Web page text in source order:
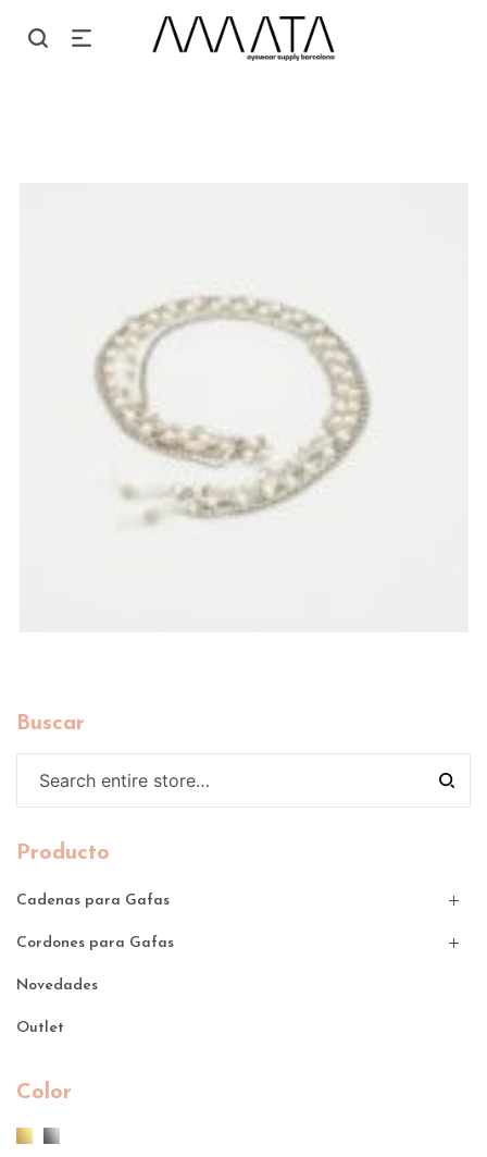
Buscar
Producto
Cadenas para Gafas
Cordones para Gafas
Novedades
Outlet
Color